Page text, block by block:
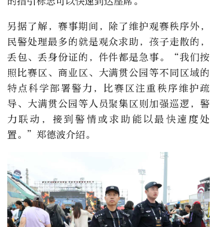
另据了解，赛事期间，除了维护观赛秩序外，
民警处理最多的就是观众求助，孩子走散的，
丢包、丢身份证的，件件都是急事。“我们按
照比赛区、商业区、大满贯公园等不同区域的
特点科学部署警力，比赛区注重秩序维护疏
导、大满贯公园等人员聚集区则加强巡逻，警
力联动，接到警情或求助能以最快速度处
置。”郑德波介绍。